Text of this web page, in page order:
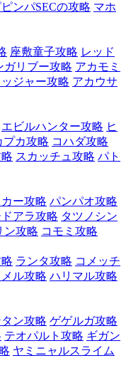
ピンパSECの攻略 マホ
座敷童子攻略 レッド
ガリブー攻略 アカモミ
ッジャー攻略 アカウサ
エビルハンター攻略 ヒ
プカ攻略 コハダ攻略
スカッチュ攻略 パト
カー攻略 パンパオ攻略
アラ攻略 タツノシン
ン攻略 コモミ攻略
ランタ攻略 コメッチ
ル攻略 ハリマル攻略
ン攻略 ゲゲルガ攻略
テオパルト攻略 ギガン
ヤミニャルスライム